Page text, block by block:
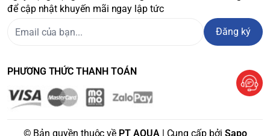
để cập nhật khuyến mãi ngay lập tức
Đăng ký
PHƯƠNG THỨC THANH TOÁN
© Bản quyền thuộc về PT AQUA | Cung cấp bởi Sapo